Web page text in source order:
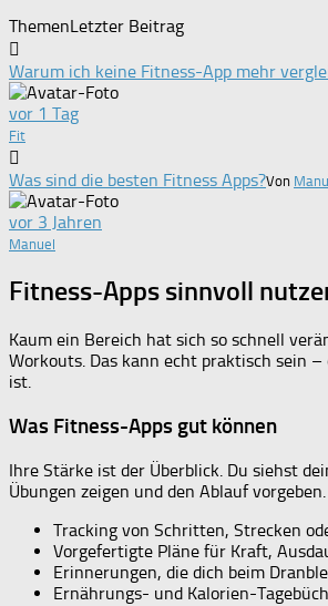
ThemenLetzter Beitrag
Warum ich keine Fitness-App mehr
vor 1 Tag
Fit
Was sind die besten Fitness Apps?Von
vor 3 Jahren
Manuel
Fitness-Apps sinnvoll
Kaum ein Bereich hat sich so schnell
Workouts. Das kann echt praktisch sein
ist.
Was Fitness-Apps gut können
Ihre Stärke ist der Überblick. Du siehst
Übungen zeigen und den Ablauf vorgeben.
Tracking von Schritten, Strecken
Vorgefertigte Pläne für Kraft,
Erinnerungen, die dich beim
Ernährungs- und Kalorien-